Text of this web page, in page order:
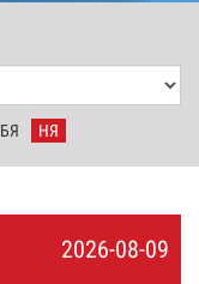
БЯ НЯ
2026-08-09